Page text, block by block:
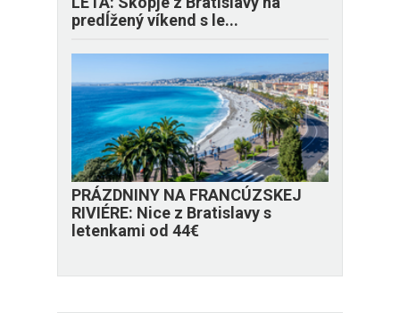
predĺžený víkend s le...
PRÁZDNINY NA FRANCÚZSKEJ
RIVIÉRE: Nice z Bratislavy s
letenkami od 44€